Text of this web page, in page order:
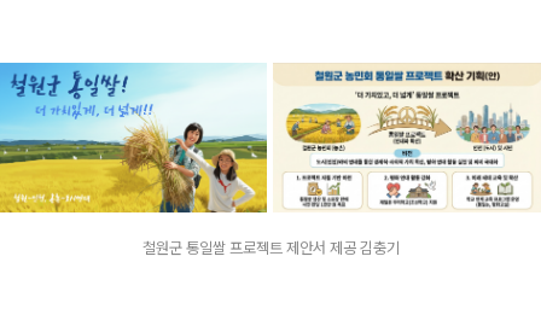
철원군 통일쌀 프로젝트 제안서 제공 김충기